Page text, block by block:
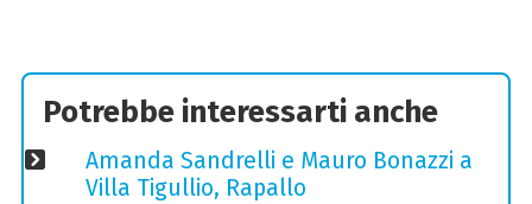
Potrebbe interessarti anche
Amanda Sandrelli e Mauro Bonazzi a
Villa Tigullio, Rapallo